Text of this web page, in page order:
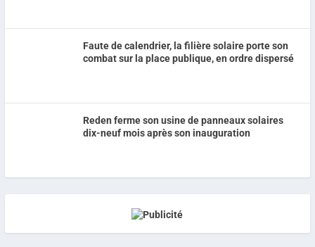
Faute de calendrier, la filière solaire porte son
combat sur la place publique, en ordre dispersé
Reden ferme son usine de panneaux solaires
dix-neuf mois après son inauguration